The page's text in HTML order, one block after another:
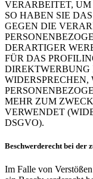
VERARBEITET,
SO HABEN SIE
GEGEN DIE
DERARTIGER
FÜR DAS
DIREKTWERBUNG
WIDERSPRECHEN,
MEHR ZUM
VERWENDET
DSGVO).
Beschwerde­recht bei der
Im Falle von